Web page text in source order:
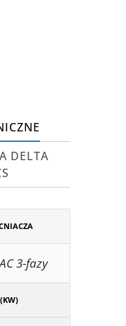
DELTA
3-fazy